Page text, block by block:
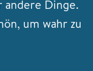
Dinge.
um wahr zu